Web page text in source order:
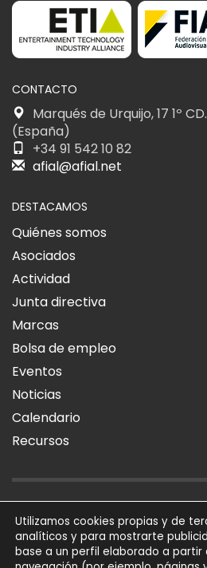
CONTACTO
Marqués de Urquijo, 17 1º
(España)
+34 91 542 10 82
afial@afial.net
DESTACAMOS
Quiénes somos
Asociados
Actividad
Junta directiva
Marcas
Bolsa de empleo
Eventos
Noticias
Calendario
Recursos
AVISO LEGAL POLÍTICA DE PRIVACIDAD
SÍGUENOS
Utilizamos cookies propias y de
analíticos y para mostrarte
base a un perfil elaborado a partir